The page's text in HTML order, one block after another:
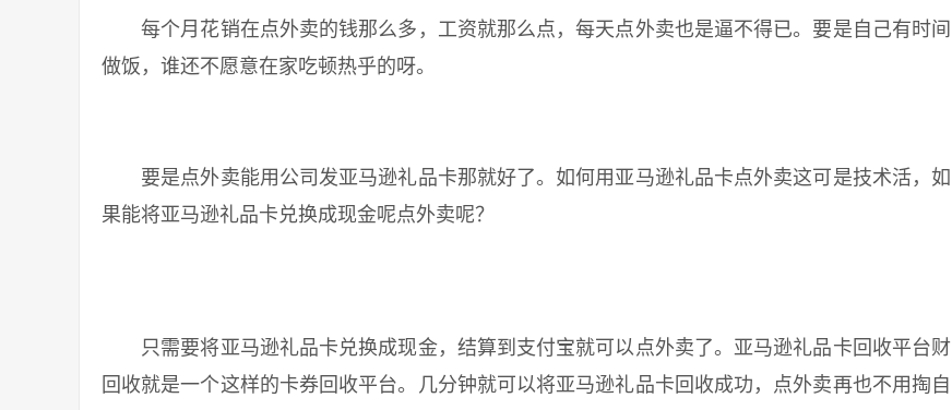
每个月花销在点外卖的钱那么多，工资就那么点，每天点外卖也是逼不得已。要是自己有时间
做饭，谁还不愿意在家吃顿热乎的呀。
要是点外卖能用公司发亚马逊礼品卡那就好了。如何用亚马逊礼品卡点外卖这可是技术活，如
果能将亚马逊礼品卡兑换成现金呢点外卖呢？
只需要将亚马逊礼品卡兑换成现金，结算到支付宝就可以点外卖了。亚马逊礼品卡回收平台财
回收就是一个这样的卡券回收平台。几分钟就可以将亚马逊礼品卡回收成功，点外卖再也不用掏自